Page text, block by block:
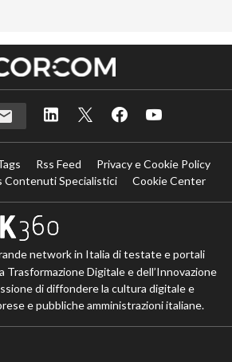
Rss Feed
Privacy e Cookie Policy
Contenuti Specialistici
Cookie Center
network in Italia di testate e portali
Trasformazione Digitale e dell’Innovazione
di diffondere la cultura digitale e
e pubbliche amministrazioni italiane.